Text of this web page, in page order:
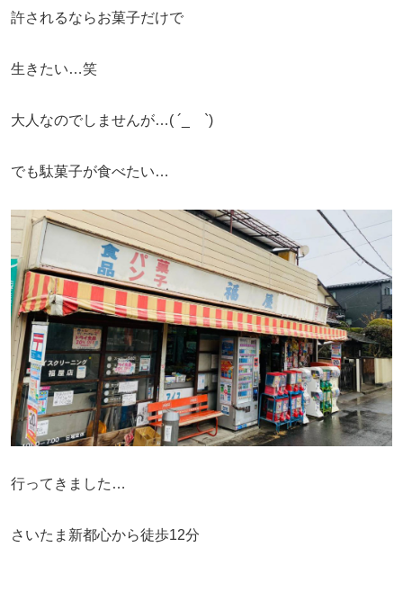
許されるならお菓子だけで
生きたい…笑
大人なのでしませんが…( ´_ゝ`)
でも駄菓子が食べたい…
行ってきました…
さいたま新都心から徒歩12分